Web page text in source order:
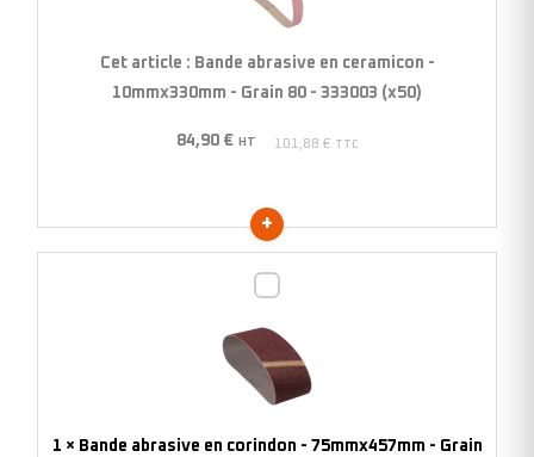
80
(x50)
Cet article : Bande abrasive en ceramicon -
10mmx330mm - Grain 80 - 333003 (x50)
84,90 € HT 101,88 €
corindon
1 × Bande abrasive en corindon - 75mmx457mm - Grain